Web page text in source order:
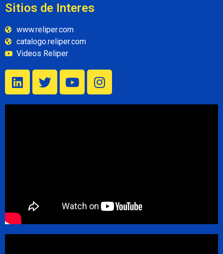
Sitios de Interes
www.reliper.com
catalogo.reliper.com
Videos Reliper